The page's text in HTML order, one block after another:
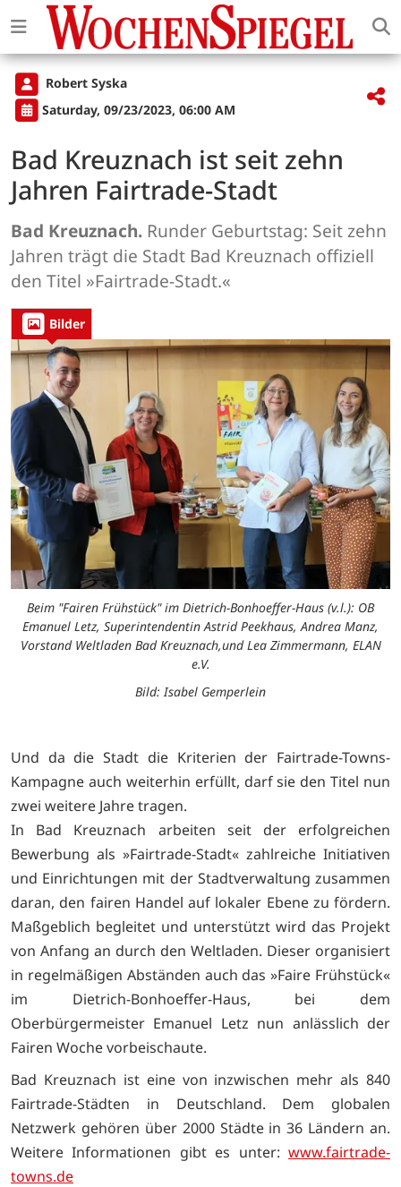
Robert Syska
Saturday, 09/23/2023, 06:00 AM
Bad Kreuznach ist seit zehn
Jahren Fairtrade-Stadt
Bad Kreuznach. Runder Geburtstag: Seit zehn
Jahren trägt die Stadt Bad Kreuznach offiziell
den Titel »Fairtrade-Stadt.«
Bilder
Beim "Fairen Frühstück" im Dietrich-Bonhoeffer-Haus (v.l.): OB
Emanuel Letz, Superintendentin Astrid Peekhaus, Andrea Manz,
Vorstand Weltladen Bad Kreuznach,und Lea Zimmermann, ELAN
e.V.
Bild: Isabel Gemperlein
Und da die Stadt die Kriterien der Fairtrade-Towns-
Kampagne auch weiterhin erfüllt, darf sie den Titel nun
zwei weitere Jahre tragen.
In Bad Kreuznach arbeiten seit der erfolgreichen
Bewerbung als »Fairtrade-Stadt« zahlreiche Initiativen
und Einrichtungen mit der Stadtverwaltung zusammen
daran, den fairen Handel auf lokaler Ebene zu fördern.
Maßgeblich begleitet und unterstützt wird das Projekt
von Anfang an durch den Weltladen. Dieser organisiert
in regelmäßigen Abständen auch das »Faire Frühstück«
im Dietrich-Bonhoeffer-Haus, bei dem
Oberbürgermeister Emanuel Letz nun anlässlich der
Fairen Woche vorbeischaute.
Bad Kreuznach ist eine von inzwischen mehr als 840
Fairtrade-Städten in Deutschland. Dem globalen
Netzwerk gehören über 2000 Städte in 36 Ländern an.
Weitere Informationen gibt es unter: www.fairtrade-
towns.de